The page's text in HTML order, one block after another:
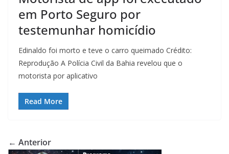
em Porto Seguro por
testemunhar homicídio
Edinaldo foi morto e teve o carro queimado Crédito:
Reprodução A Polícia Civil da Bahia revelou que o
motorista por aplicativo
Read More
← Anterior